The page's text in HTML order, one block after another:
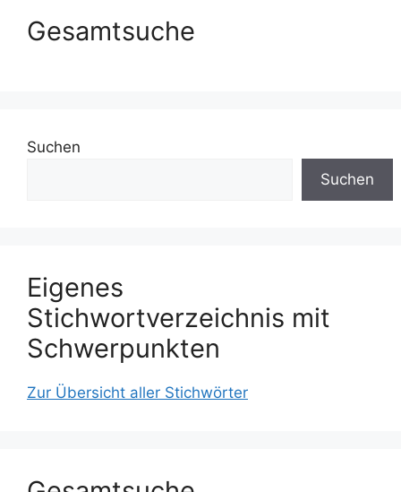
Gesamtsuche
Suchen
Suchen
Eigenes
Stichwortverzeichnis mit
Schwerpunkten
Zur Übersicht aller Stichwörter